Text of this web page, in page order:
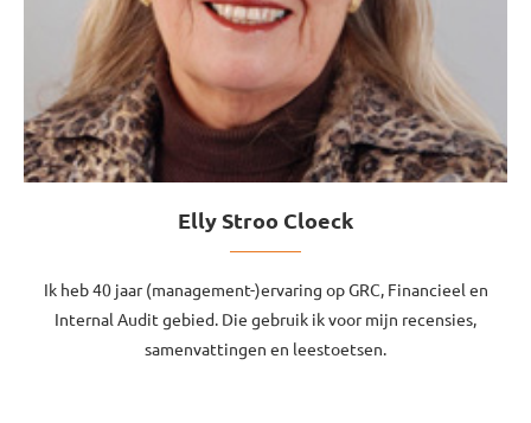
Elly Stroo Cloeck
Ik heb 40 jaar (management-)ervaring op GRC, Financieel en
Internal Audit gebied. Die gebruik ik voor mijn recensies,
samenvattingen en leestoetsen.